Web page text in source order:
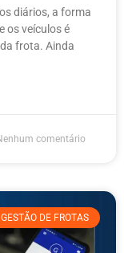
diários, a forma
os veículos é
frota. Ainda
comentário
GESTÃO DE FROTAS